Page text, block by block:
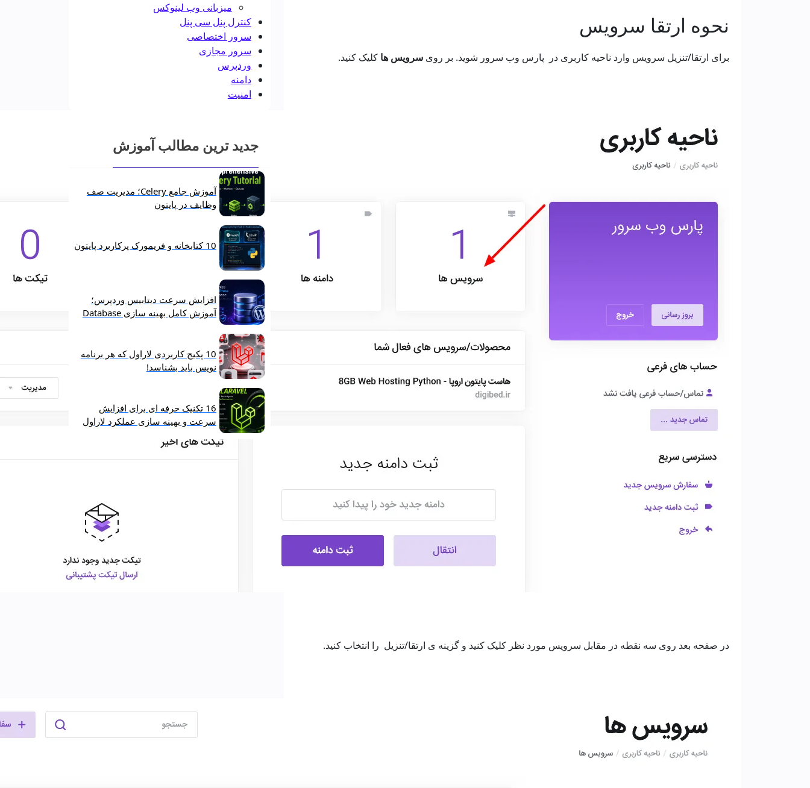
نحوه ارتقا سرویس
برای ارتقا/تنزیل سرویس وارد ناحیه کاربری در پارس وب سرور شوید. بر روی سرویس ها کلیک کنید.
در صفحه بعد روی سه نقطه در مقابل سرویس مورد نظر کلیک کنید و گزینه ی ارتقا/تنزیل را انتخاب کنید.
میزبانی وب لینوکس
کنترل پنل سی پنل
سرور اختصاصی
سرور مجازی
وردپرس
دامنه
امنیت
جدید ترین مطالب آموزش
آموزش جامع Celery؛ مدیریت صف
وظایف در پایتون
10 کتابخانه و فریمورک پرکاربرد پایتون
افزایش سرعت دیتابیس وردپرس؛
آموزش کامل بهینه‌ سازی Database
10 پکیج کاربردی لاراول که هر برنامه‌
نویس باید بشناسد!
16 تکنیک حرفه‌ ای برای افزایش
سرعت و بهینه‌ سازی عملکرد لاراول